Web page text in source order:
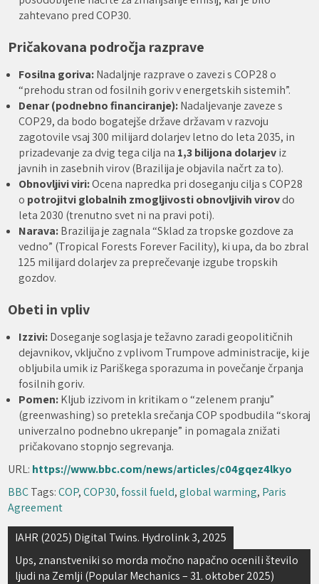
zahtevano pred COP30.
Pričakovana področja razprave
Fosilna goriva:Nadaljnje razprave o zavezi s COP28 o
“prehodu stran od fosilnih goriv v energetskih sistemih”.
Denar (podnebno financiranje):Nadaljevanje zaveze s
COP29, da bodo bogatejše države državam v razvoju
zagotovile vsaj 300 milijard dolarjev letno do leta 2035, in
prizadevanje za dvig tega cilja na 1,3 bilijona dolarjeviz
javnih in zasebnih virov (Brazilija je objavila načrt za to).
Obnovljivi viri:Ocena napredka pri doseganju cilja s COP28
o potrojitvi globalnih zmogljivosti obnovljivih virovdo
leta 2030 (trenutno svet ni na pravi poti).
Narava:Brazilija je zagnala “Sklad za tropske gozdove za
vedno” (Tropical Forests Forever Facility), ki upa, da bo zbral
125 milijard dolarjev za preprečevanje izgube tropskih
gozdov.
Obeti in vpliv
Izzivi:Doseganje soglasja je težavno zaradi geopolitičnih
dejavnikov, vključno z vplivom Trumpove administracije, ki je
obljubila umik iz Pariškega sporazuma in povečanje črpanja
fosilnih goriv.
Pomen:Kljub izzivom in kritikam o “zelenem pranju”
(greenwashing) so pretekla srečanja COP spodbudila “skoraj
univerzalno podnebno ukrepanje” in pomagala znižati
pričakovano stopnjo segrevanja.
URL: https://www.bbc.com/news/articles/c04gqez4lkyo
BBCTags:COP,COP30,fossil fueld,global warming, Paris
Agreement
Navigacija
prispevka
IAHR (2025) Digital Twins. Hydrolink 3, 2025
Ups, znanstveniki so morda močno napačno ocenili število
ljudi na Zemlji (Popular Mechanics – 31. oktober 2025)